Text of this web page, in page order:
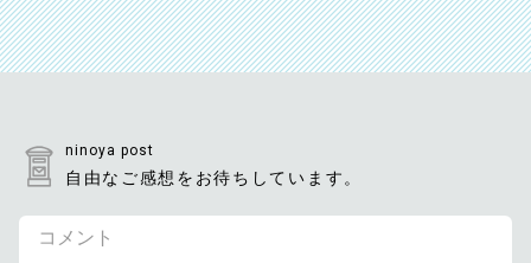
ninoya post
自由なご感想をお待ちしています。